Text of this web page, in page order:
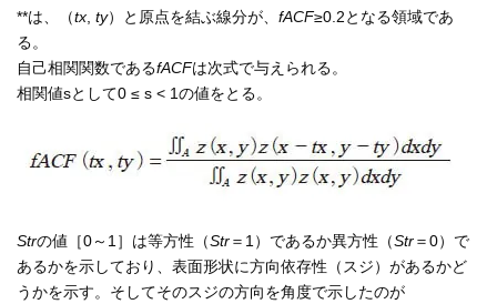
**は、（tx ty）と原点を結ぶ線分が、 fACF≥0.2となる領域であ
る。
自己相関関数であるfACFは次式で与えられる。
相関値sとして0 ≤ s < 1の値をとる。
Strの値［0～1］は等方性（Str＝1）であるか異方性（Str＝0）で
あるかを示しており、表面形状に方向依存性（スジ）があるかど
うかを示す。そしてそのスジの方向を角度で示したのが